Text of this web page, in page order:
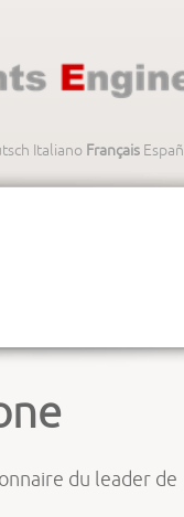
Italiano Français
du leader de